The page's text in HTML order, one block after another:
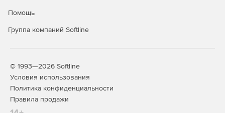
Фильтр во всех справочниках.
Автоматический расчет массы строительного мусора
Помощь
Группа компаний Softline
© 1993—2026 Softline
Условия использования
Политика конфиденциальности
Правила продажи